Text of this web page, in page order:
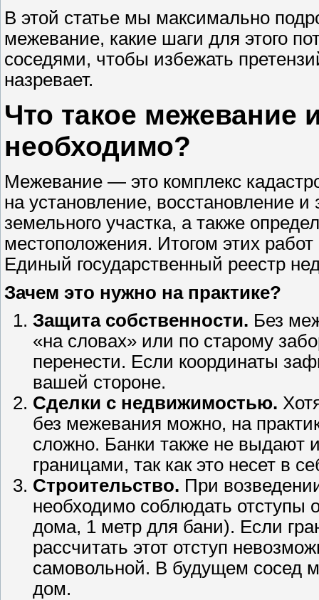
В этой статье мы максимально
межевание, какие шаги для этого
соседями, чтобы избежать
назревает.
Что такое межевание
необходимо?
Межевание — это комплекс
на установление, восстановление
земельного участка, а также
местоположения. Итогом этих
Единый государственный реестр
Зачем это нужно на практике?
Защита собственности. Без
«на словах» или по старому
перенести. Если координаты
вашей стороне.
Сделки с недвижимостью.
без межевания можно, на
сложно. Банки также не выдают
границами, так как это несет в
Строительство. При
необходимо соблюдать отступы
дома, 1 метр для бани). Если
рассчитать этот отступ
самовольной. В будущем сосед
дом.